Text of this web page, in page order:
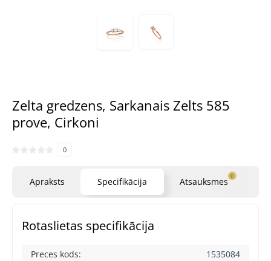
Zelta gredzens, Sarkanais Zelts 585
prove, Cirkoni
0
Apraksts Specifikācija Atsauksmes 0
Rotaslietas specifikācija
Preces kods:
1535084